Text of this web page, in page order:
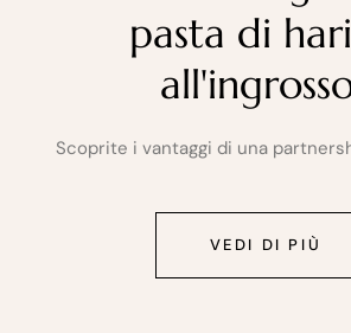
pasta di
Scoprite i vantaggi di una
VEDI DI PIÙ